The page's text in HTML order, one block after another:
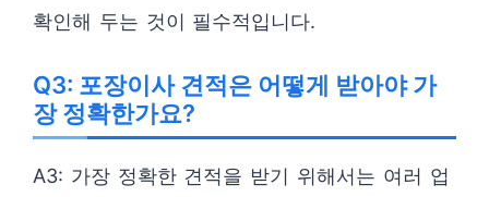
확인해 두는 것이 필수적입니다.
Q3: 포장이사 견적은 어떻게 받아야 가
장 정확한가요?
A3: 가장 정확한 견적을 받기 위해서는 여러 업